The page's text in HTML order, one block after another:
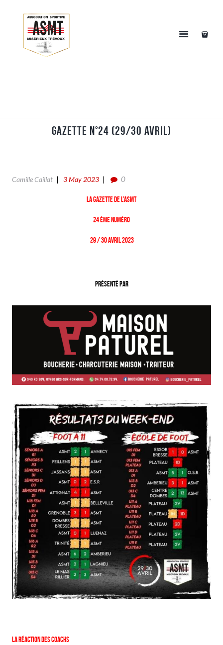
Gazette n°24 (29/30 Avril)
Camille Caillat 3 May 2023 0
La gazette de l’ASMT
24 ème numéro
29 / 30 Avril 2023
Présenté par
La réaction des coachs